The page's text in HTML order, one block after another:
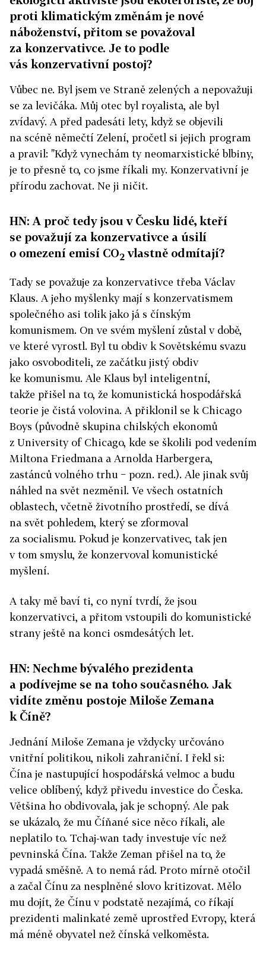
proti klimatickým změnám je nové
náboženství, přitom se považoval
za konzervativce. Je to podle
vás konzervativní postoj?
Vůbec ne. Byl jsem ve Straně zelených a nepovažuji
se za levičáka. Můj otec byl royalista, ale byl
zvídavý. A před padesáti lety, když se objevili
na scéně němečtí Zelení, pročetl si jejich program
a pravil: "Když vynechám ty neomarxistické blbiny,
je to přesně to, co jsme říkali my. Konzervativní je
přírodu zachovat. Ne ji ničit.
HN: A proč tedy jsou v Česku lidé, kteří
se považují za konzervativce a úsilí
o omezení emisí CO2 vlastně odmítají?
Tady se považuje za konzervativce třeba Václav
Klaus. A jeho myšlenky mají s konzervatismem
společného asi tolik jako já s čínským
komunismem. On ve svém myšlení zůstal v době,
ve které vyrostl. Byl tu obdiv k Sovětskému svazu
jako osvoboditeli, ze začátku jistý obdiv
ke komunismu. Ale Klaus byl inteligentní,
takže přišel na to, že komunistická hospodářská
teorie je čistá volovina. A přiklonil se k Chicago
Boys (původně skupina chilských ekonomů
z University of Chicago, kde se školili pod vedením
Miltona Friedmana a Arnolda Harbergera,
zastánců volného trhu − pozn. red.). Ale jinak svůj
náhled na svět nezměnil. Ve všech ostatních
oblastech, včetně životního prostředí, se dívá
na svět pohledem, který se zformoval
za socialismu. Pokud je konzervativec, tak jen
v tom smyslu, že konzervoval komunistické
myšlení.
A taky mě baví ti, co nyní tvrdí, že jsou
konzervativci, a přitom vstoupili do komunistické
strany ještě na konci osmdesátých let.
HN: Nechme bývalého prezidenta
a podívejme se na toho současného. Jak
vidíte změnu postoje Miloše Zemana
k Číně?
Jednání Miloše Zemana je vždycky určováno
vnitřní politikou, nikoli zahraniční. I řekl si:
Čína je nastupující hospodářská velmoc a budu
velice oblíbený, když přivedu investice do Česka.
Většina ho obdivovala, jak je schopný. Ale pak
se ukázalo, že mu Číňané sice něco říkali, ale
neplatilo to. Tchaj-wan tady investuje víc než
pevninská Čína. Takže Zeman přišel na to, že
vypadá směšně. A to nemá rád. Proto mírně otočil
a začal Čínu za nesplněné slovo kritizovat. Mělo
mu dojít, že Čínu v podstatě nezajímá, co říkají
prezidenti malinkaté země uprostřed Evropy, která
má méně obyvatel než čínská velkoměsta.